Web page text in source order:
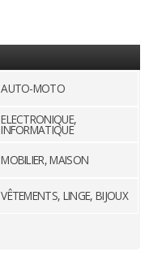
AUTO-MOTO
ELECTRONIQUE,
INFORMATIQUE
MOBILIER, MAISON
VÊTEMENTS, LINGE, BIJOUX